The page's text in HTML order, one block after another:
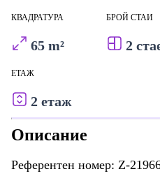
КВАДРАТУРА
65 m²
БРОЙ СТАИ
2
ЕТАЖ
2 етаж
Описание
Референтен номер: Z-